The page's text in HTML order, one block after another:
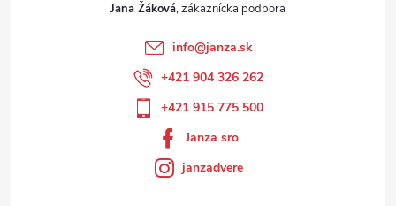
Jana Žáková
info@janza.sk
+421 904 326 262
+421 915 775 500
Janza sro
janzadvere